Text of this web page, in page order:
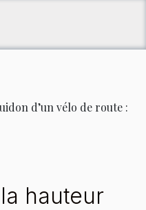
d’un vélo de route :
hauteur